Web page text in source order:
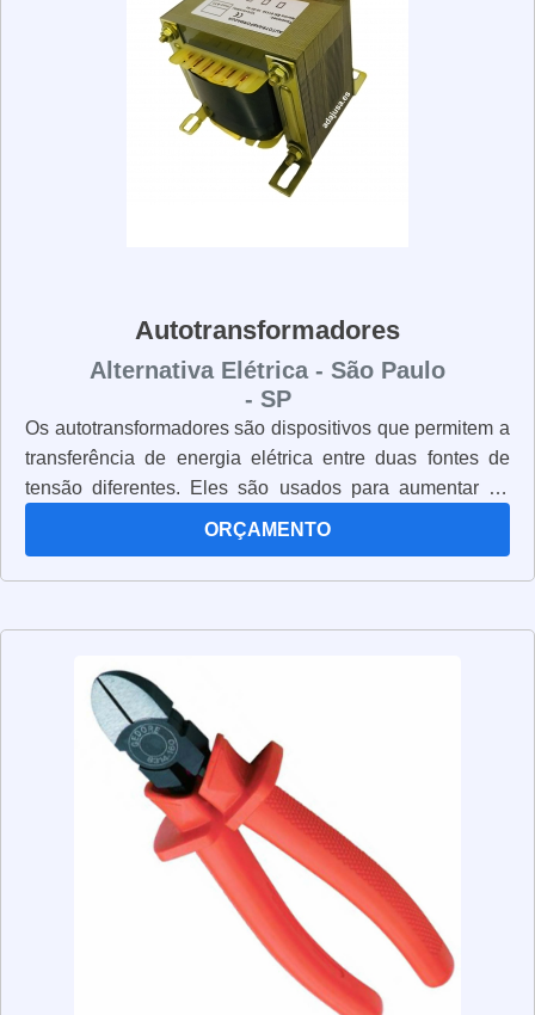
Autotransformadores
Alternativa Elétrica - São Paulo
- SP
Os autotransformadores são dispositivos que permitem a
transferência de energia elétrica entre duas fontes de
tensão diferentes. Eles são usados para aumentar ou
diminuir a tensão de uma fonte de energia, permitindo
autotransformadores são muito úteis para aplicações
de forma eficiente e segura. Além disso, eles são muito
versáteis, pois podem ser usados em diversas
aplicações, desde a transferência de energia entre duas
fontes de tensão diferentes até a proteção contra
sobrecargas. Os autotransformadores são uma ótima
opção para quem precisa de uma solução eficiente e
segura para transferir energia elétrica.
ORÇAMENTO